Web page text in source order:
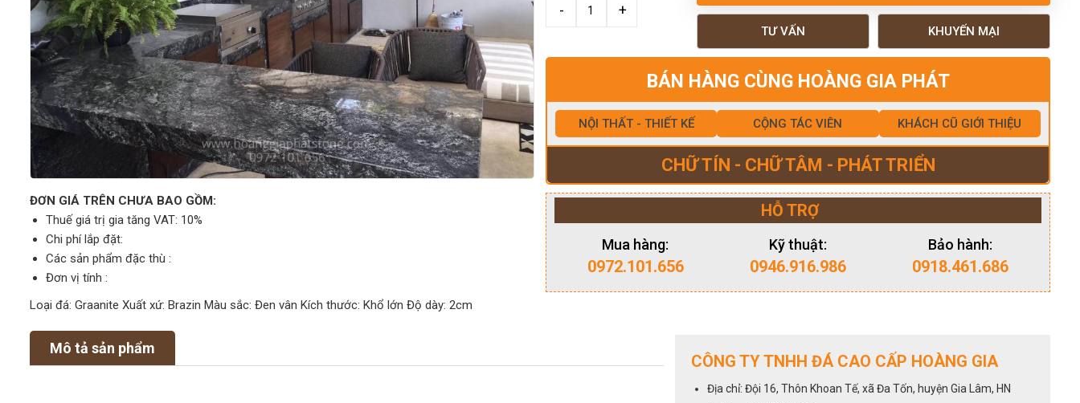
ĐƠN GIÁ TRÊN CHƯA BAO GỒM:
Thuế giá trị gia tăng VAT: 10%
Chi phí lắp đặt:
Các sản phẩm đặc thù :
Đơn vị tính :
Loại đá: Graanite Xuất xứ: Brazin Màu sắc: Đen vân Kích thước: Khổ lớn Độ dày: 2cm
TƯ VẤN KHUYẾN MẠI
BÁN HÀNG CÙNG HOÀNG GIA PHÁT
NỘI THẤT - THIẾT KẾ CỘNG TÁC VIÊN KHÁCH CŨ GIỚI THIỆU
CHỮ TÍN - CHỮ TÂM - PHÁT TRIỂN
HỖ TRỢ
Mua hàng:
0972.101.656
Kỹ thuật:
0946.916.986
Bảo hành:
0918.461.686
Mô tả sản phẩm
CÔNG TY TNHH ĐÁ CAO CẤP HOÀNG GIA
Địa chỉ: Đội 16, Thôn Khoan Tế, xã Đa Tốn, huyện Gia Lâm, HN